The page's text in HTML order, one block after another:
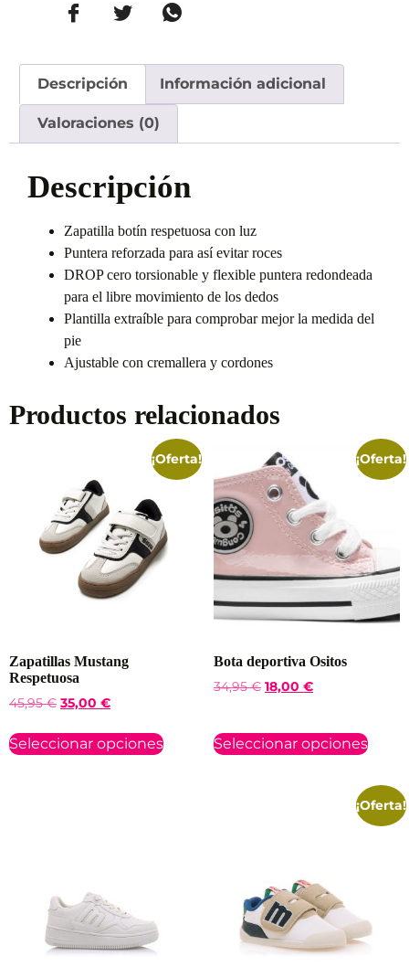
Descripción Información adicional
Valoraciones (0)
Descripción
Zapatilla botín respetuosa con luz
Puntera reforzada para así evitar roces
DROP cero torsionable y flexible puntera redondeada
para el libre movimiento de los dedos
Plantilla extraíble para comprobar mejor la medida del
pie
Ajustable con cremallera y cordones
Productos relacionados
¡Oferta!
Zapatillas Mustang
Respetuosa
45,95€ 35,00 €
Seleccionar opciones
¡Oferta!
Bota deportiva Ositos
34,95€ 18,00 €
Seleccionar opciones
¡Oferta!